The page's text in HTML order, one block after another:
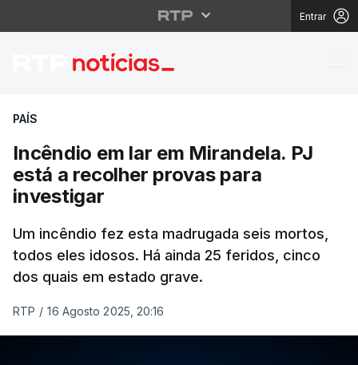
Entrar
Incêndio em lar em
PAÍS
Incêndio em lar em Mirandela. PJ
está a recolher provas para
investigar
Um incêndio fez esta madrugada seis mortos,
todos eles idosos. Há ainda 25 feridos, cinco
dos quais em estado grave.
RTP / 16 Agosto 2025, 20:16